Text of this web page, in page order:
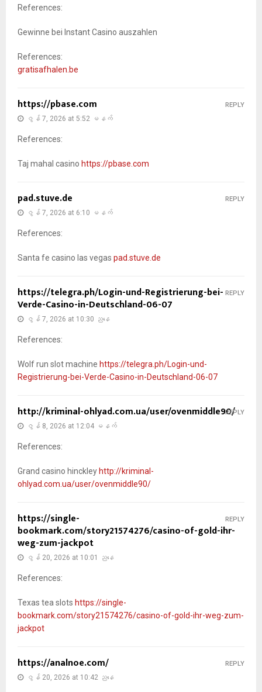
References:
Gewinne bei Instant Casino auszahlen
References:
gratisafhalen.be
https://pbase.com
ဇွန် 7, 2026 at 5:52 မနက်
References:
Taj mahal casino https://pbase.com
REPLY
pad.stuve.de
ဇွန် 7, 2026 at 6:10 မနက်
References:
Santa fe casino las vegas pad.stuve.de
REPLY
https://telegra.ph/Login-und-Registrierung-bei-
Verde-Casino-in-Deutschland-06-07
ဇွန် 7, 2026 at 10:30 ညနေ
References:
Wolf run slot machine https://telegra.ph/Login-und-
Registrierung-bei-Verde-Casino-in-Deutschland-06-07
REPLY
http://kriminal-ohlyad.com.ua/user/ovenmiddle90/
ဇွန် 8, 2026 at 12:04 မနက်
References:
Grand casino hinckley http://kriminal-
ohlyad.com.ua/user/ovenmiddle90/
REPLY
https://single-
bookmark.com/story21574276/casino-of-gold-ihr-
weg-zum-jackpot
ဇွန် 20, 2026 at 10:01 ညနေ
References:
Texas tea slots https://single-
bookmark.com/story21574276/casino-of-gold-ihr-weg-zum-
jackpot
REPLY
https://analnoe.com/
ဇွန် 20, 2026 at 10:42 ညနေ
REPLY